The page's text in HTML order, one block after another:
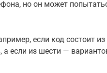
но он может
если код состоит
а если из шести —